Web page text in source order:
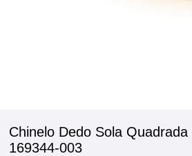
Chinelo Dedo Sola
169344-003